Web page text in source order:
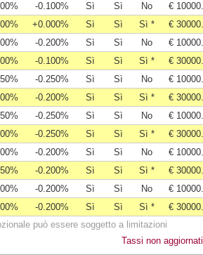
-0.100% Sì Sì No
€
+0.000% Sì Sì Sì *
€
-0.200% Sì Sì No
€
-0.100% Sì Sì Sì *
€
-0.250% Sì Sì No
€
-0.200% Sì Sì Sì *
€
-0.250% Sì Sì No
€
-0.250% Sì Sì Sì *
€
-0.200% Sì Sì No
€
-0.200% Sì Sì Sì *
€
-0.200% Sì Sì No
€
-0.200% Sì Sì Sì *
€
può essere soggetto a limitazioni
Tassi non